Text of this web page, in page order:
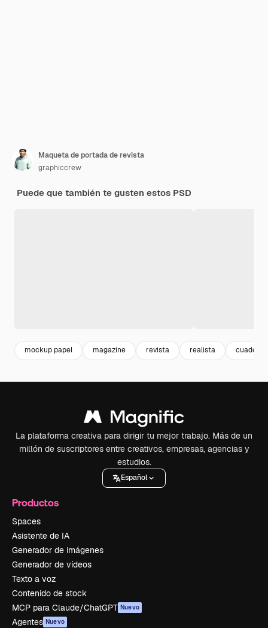
Maqueta de portada de revista
graphiccrew
Puede que también te gusten estos PSD
mockup papel magazine revista realista cuaderno
La plataforma creativa para dirigir tu mejor trabajo. Más de un
millón de suscriptores entre creativos, empresas, agencias y
estudios.
Español
Productos
Spaces
Asistente de IA
Generador de imágenes
Generador de vídeos
Texto a voz
Contenido de stock
MCP para Claude/ChatGPT Nuevo
Agentes Nuevo